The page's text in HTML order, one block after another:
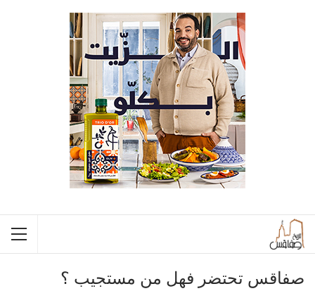
صفاقس تحتضر فهل من مستجيب ؟